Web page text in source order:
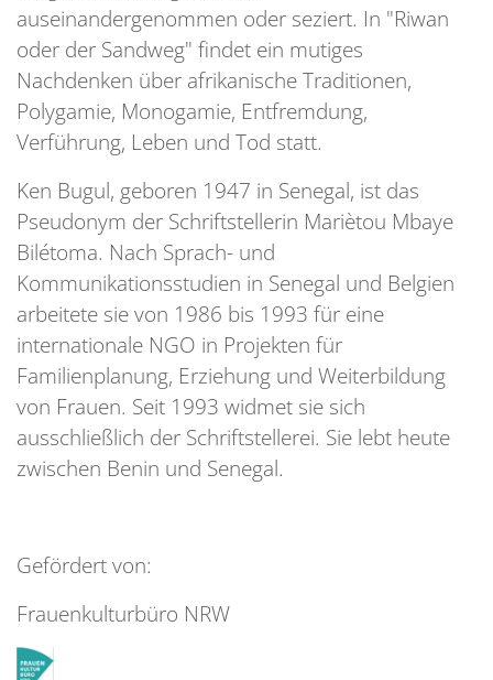
auseinandergenommen oder seziert. In "Riwan
oder der Sandweg" findet ein mutiges
Nachdenken über afrikanische Traditionen,
Polygamie, Monogamie, Entfremdung,
Verführung, Leben und Tod statt.
Ken Bugul, geboren 1947 in Senegal, ist das
Pseudonym der Schriftstellerin Mariètou Mbaye
Bilétoma. Nach Sprach- und
Kommunikationsstudien in Senegal und Belgien
arbeitete sie von 1986 bis 1993 für eine
internationale NGO in Projekten für
Familienplanung, Erziehung und Weiterbildung
von Frauen. Seit 1993 widmet sie sich
ausschließlich der Schriftstellerei. Sie lebt heute
zwischen Benin und Senegal.
Gefördert von:
Frauenkulturbüro NRW